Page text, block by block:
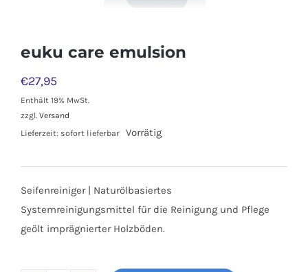
euku care emulsion
€27,95
Enthält 19% MwSt.
zzgl. Versand
Lieferzeit: sofort lieferbar
Vorrätig
Seifenreiniger | Naturölbasiertes
Systemreinigungsmittel für die Reinigung und Pflege
geölt imprägnierter Holzböden.